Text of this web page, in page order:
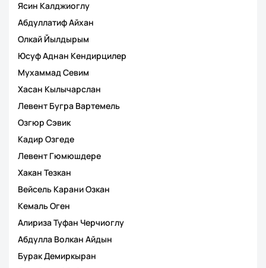
Ясин Калджиоглу
Абдуллатиф Айхан
Олкай Йылдырым
Юсуф Аднан Кендирцилер
Мухаммад Севим
Хасан Кылычарслан
Левент Бугра Вартемель
Озгюр Сэвик
Кадир Озгеде
Левент Гюмюшдере
Хакан Тезкан
Вейсель Карани Озкан
Кемаль Оген
Алириза Туфан Черчиоглу
Абдулла Волкан Айдын
Бурак Демиркыран